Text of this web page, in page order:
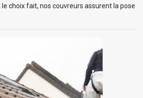
choix fait, nos couvreurs assurent la pose